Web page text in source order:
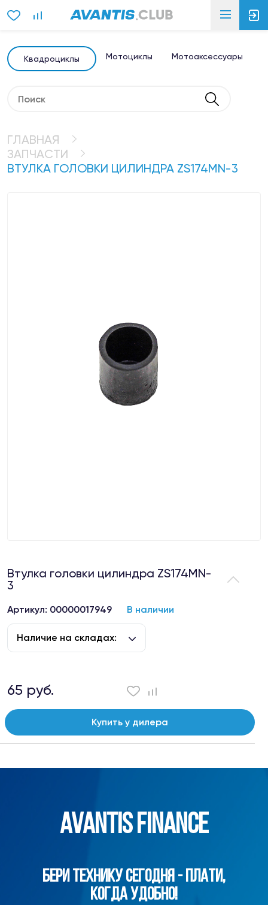
Квадроциклы Мотоциклы Мотоаксессуары
ГЛАВНАЯ
ЗАПЧАСТИ
ВТУЛКА ГОЛОВКИ ЦИЛИНДРА ZS174MN-3
Втулка головки цилиндра ZS174MN-
3
Артикул: 00000017949 В наличии
Наличие на складах:
65 руб.
Купить у дилера
AVANTIS FINANCE
БЕРИ ТЕХНИКУ СЕГОДНЯ - ПЛАТИ,
КОГДА УДОБНО!